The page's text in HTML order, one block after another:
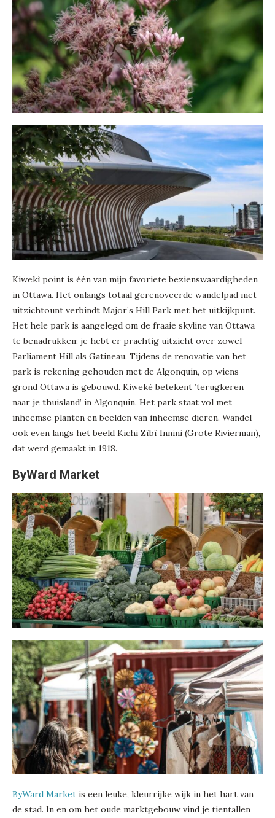
Kiwekì point is één van mijn favoriete bezienswaardigheden
in Ottawa. Het onlangs totaal gerenoveerde wandelpad met
uitzichtount verbindt Major’s Hill Park met het uitkijkpunt.
Het hele park is aangelegd om de fraaie skyline van Ottawa
te benadrukken: je hebt er prachtig uitzicht over zowel
Parliament Hill als Gatineau. Tijdens de renovatie van het
park is rekening gehouden met de Algonquin, op wiens
grond Ottawa is gebouwd. Kiwekè betekent ’terugkeren
naar je thuisland’ in Algonquin. Het park staat vol met
inheemse planten en beelden van inheemse dieren. Wandel
ook even langs het beeld Kichi Zïbï Innini (Grote Rivierman),
dat werd gemaakt in 1918.
ByWard Market
ByWard Market is een leuke, kleurrijke wijk in het hart van
de stad. In en om het oude marktgebouw vind je tientallen